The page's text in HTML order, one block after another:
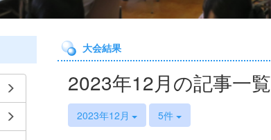
大会結果
2023年12月の記事一覧
2023年12月 5件